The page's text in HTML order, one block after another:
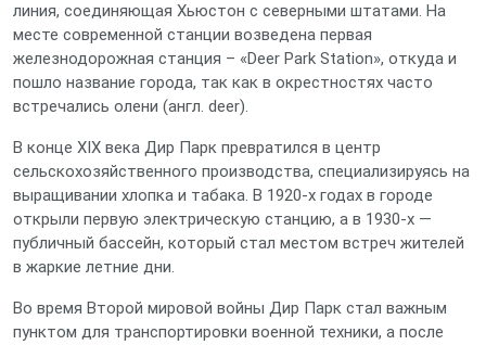
линия, соединяющая Хьюстон с северными штатами. На
месте современной станции возведена первая
железнодорожная станция – «Deer Park Station», откуда и
пошло название города, так как в окрестностях часто
встречались олени (англ. deer).
В конце XIX века Дир Парк превратился в центр
сельскохозяйственного производства, специализируясь на
выращивании хлопка и табака. В 1920‑х годах в городе
открыли первую электрическую станцию, а в 1930‑х —
публичный бассейн, который стал местом встреч жителей
в жаркие летние дни.
Во время Второй мировой войны Дир Парк стал важным
пунктом для транспортировки военной техники, а после